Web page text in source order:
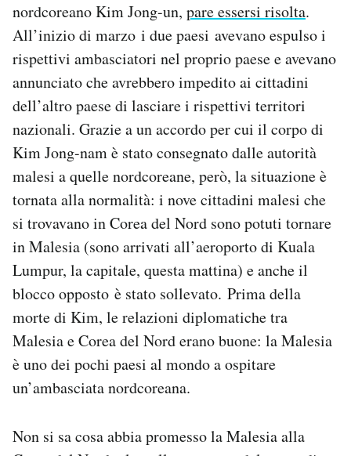
Area Personale
Newsletter
Notifiche mobile
Regala il Post
Hai bisogno di aiuto?
nordcoreano Kim Jong-un, pare essersi risolta.
All’inizio di marzo i due paesi avevano espulso i
rispettivi ambasciatori nel proprio paese e avevano
annunciato che avrebbero impedito ai cittadini
dell’altro paese di lasciare i rispettivi territori
nazionali. Grazie a un accordo per cui il corpo di
Kim Jong-nam è stato consegnato dalle autorità
malesi a quelle nordcoreane, però, la situazione è
tornata alla normalità: i nove cittadini malesi che
si trovavano in Corea del Nord sono potuti tornare
in Malesia (sono arrivati all’aeroporto di Kuala
Lumpur, la capitale, questa mattina) e anche il
blocco opposto è stato sollevato. Prima della
morte di Kim, le relazioni diplomatiche tra
Malesia e Corea del Nord erano buone: la Malesia
è uno dei pochi paesi al mondo a ospitare
un’ambasciata nordcoreana.
Non si sa cosa abbia promesso la Malesia alla